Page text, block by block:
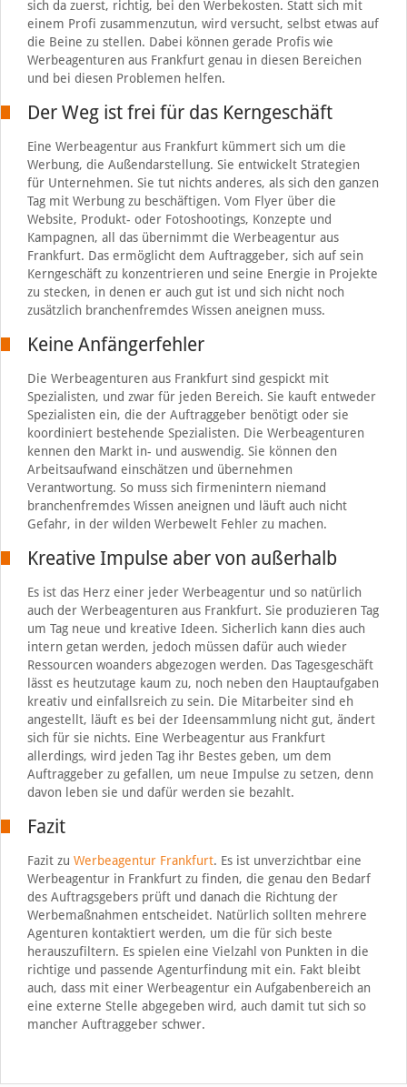
sich da zuerst, richtig, bei den Werbekosten. Statt sich mit
einem Profi zusammenzutun, wird versucht, selbst etwas auf
die Beine zu stellen. Dabei können gerade Profis wie
Werbeagenturen aus Frankfurt genau in diesen Bereichen
und bei diesen Problemen helfen.
Der Weg ist frei für das Kerngeschäft
Eine Werbeagentur aus Frankfurt kümmert sich um die
Werbung, die Außendarstellung. Sie entwickelt Strategien
für Unternehmen. Sie tut nichts anderes, als sich den ganzen
Tag mit Werbung zu beschäftigen. Vom Flyer über die
Website, Produkt- oder Fotoshootings, Konzepte und
Kampagnen, all das übernimmt die Werbeagentur aus
Frankfurt. Das ermöglicht dem Auftraggeber, sich auf sein
Kerngeschäft zu konzentrieren und seine Energie in Projekte
zu stecken, in denen er auch gut ist und sich nicht noch
zusätzlich branchenfremdes Wissen aneignen muss.
Keine Anfängerfehler
Die Werbeagenturen aus Frankfurt sind gespickt mit
Spezialisten, und zwar für jeden Bereich. Sie kauft entweder
Spezialisten ein, die der Auftraggeber benötigt oder sie
koordiniert bestehende Spezialisten. Die Werbeagenturen
kennen den Markt in- und auswendig. Sie können den
Arbeitsaufwand einschätzen und übernehmen
Verantwortung. So muss sich firmenintern niemand
branchenfremdes Wissen aneignen und läuft auch nicht
Gefahr, in der wilden Werbewelt Fehler zu machen.
Kreative Impulse aber von außerhalb
Es ist das Herz einer jeder Werbeagentur und so natürlich
auch der Werbeagenturen aus Frankfurt. Sie produzieren Tag
um Tag neue und kreative Ideen. Sicherlich kann dies auch
intern getan werden, jedoch müssen dafür auch wieder
Ressourcen woanders abgezogen werden. Das Tagesgeschäft
lässt es heutzutage kaum zu, noch neben den Hauptaufgaben
kreativ und einfallsreich zu sein. Die Mitarbeiter sind eh
angestellt, läuft es bei der Ideensammlung nicht gut, ändert
sich für sie nichts. Eine Werbeagentur aus Frankfurt
allerdings, wird jeden Tag ihr Bestes geben, um dem
Auftraggeber zu gefallen, um neue Impulse zu setzen, denn
davon leben sie und dafür werden sie bezahlt.
Fazit
Fazit zu Werbeagentur Frankfurt. Es ist unverzichtbar eine
Werbeagentur in Frankfurt zu finden, die genau den Bedarf
des Auftragsgebers prüft und danach die Richtung der
Werbemaßnahmen entscheidet. Natürlich sollten mehrere
Agenturen kontaktiert werden, um die für sich beste
herauszufiltern. Es spielen eine Vielzahl von Punkten in die
richtige und passende Agenturfindung mit ein. Fakt bleibt
auch, dass mit einer Werbeagentur ein Aufgabenbereich an
eine externe Stelle abgegeben wird, auch damit tut sich so
mancher Auftraggeber schwer.